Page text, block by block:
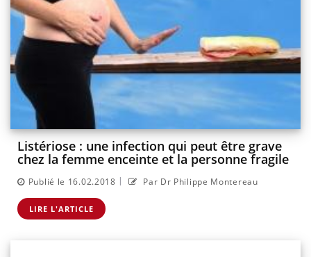
Listériose : une infection qui peut être grave
chez la femme enceinte et la personne fragile
Publié le 16.02.2018 | Par Dr Philippe Montereau
LIRE L'ARTICLE